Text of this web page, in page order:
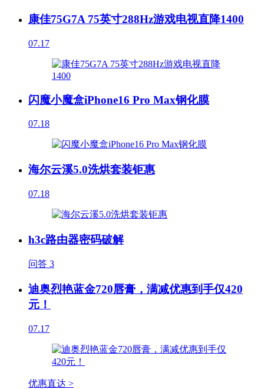
康佳75G7A 75英寸288Hz游戏电视直降1400
07.17
闪魔小魔盒iPhone16 Pro Max钢化膜
07.18
海尔云溪5.0洗烘套装钜惠
07.18
h3c路由器密码破解
问答 3
迪奥烈艳蓝金720唇膏，满减优惠到手仅420
元！
07.17
优惠直达 >